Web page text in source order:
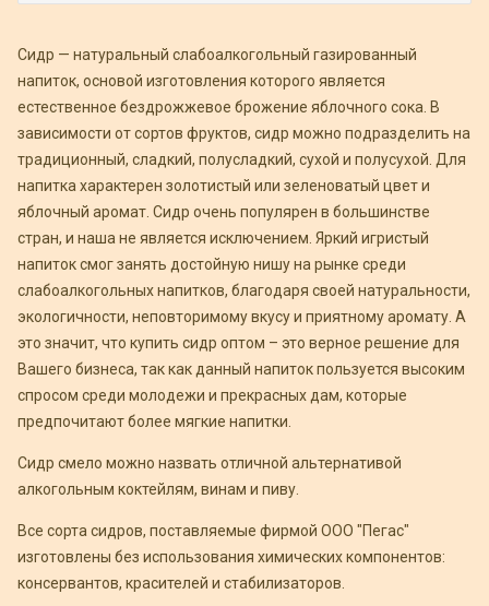
Сидр — натуральный слабоалкогольный газированный
напиток, основой изготовления которого является
естественное бездрожжевое брожение яблочного сока. В
зависимости от сортов фруктов, сидр можно подразделить на
традиционный, сладкий, полусладкий, сухой и полусухой. Для
напитка характерен золотистый или зеленоватый цвет и
яблочный аромат. Сидр очень популярен в большинстве
стран, и наша не является исключением. Яркий игристый
напиток смог занять достойную нишу на рынке среди
слабоалкогольных напитков, благодаря своей натуральности,
экологичности, неповторимому вкусу и приятному аромату. А
это значит, что купить сидр оптом – это верное решение для
Вашего бизнеса, так как данный напиток пользуется высоким
спросом среди молодежи и прекрасных дам, которые
предпочитают более мягкие напитки.
Сидр смело можно назвать отличной альтернативой
алкогольным коктейлям, винам и пиву.
Все сорта сидров, поставляемые фирмой ООО "Пегас"
изготовлены без использования химических компонентов:
консервантов, красителей и стабилизаторов.